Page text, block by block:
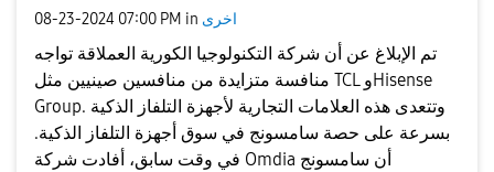
‎08-23-2024 07:00 PM in اخرى
تم الإبلاغ عن أن شركة التكنولوجيا الكورية العملاقة تواجه
منافسة متزايدة من منافسين صينيين مثل TCL وHisense
Group. وتتعدى هذه العلامات التجارية لأجهزة التلفاز الذكية
بسرعة على حصة سامسونج في سوق أجهزة التلفاز الذكية.
في وقت سابق، أفادت شركة Omdia أن سامسونج